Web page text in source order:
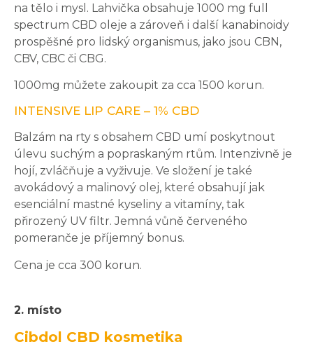
na tělo i mysl. Lahvička obsahuje 1000 mg full
spectrum CBD oleje a zároveň i další kanabinoidy
prospěšné pro lidský organismus, jako jsou CBN,
CBV, CBC či CBG.
1000mg můžete zakoupit za cca 1500 korun.
INTENSIVE LIP CARE – 1% CBD
Balzám na rty s obsahem CBD umí poskytnout
úlevu suchým a popraskaným rtům. Intenzivně je
hojí, zvláčňuje a vyživuje. Ve složení je také
avokádový a malinový olej, které obsahují jak
esenciální mastné kyseliny a vitamíny, tak
přirozený UV filtr. Jemná vůně červeného
pomeranče je příjemný bonus.
Cena je cca 300 korun.
2. místo
Cibdol CBD kosmetika